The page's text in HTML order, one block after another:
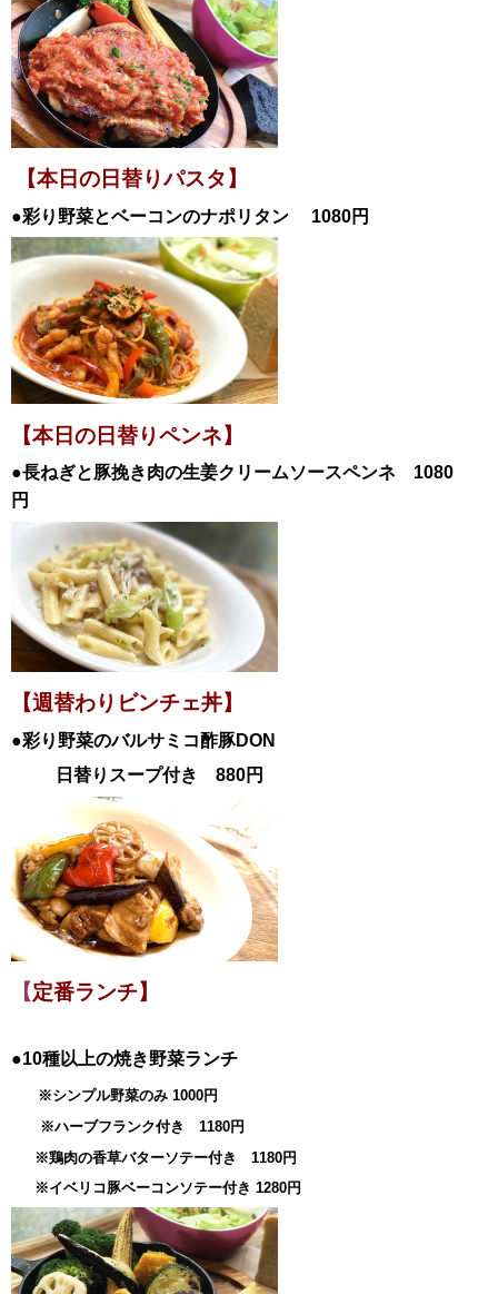
【本日の日替りパスタ】
●彩り野菜とベーコンのナポリタン 1080円
【本日の日替りペンネ】
●長ねぎと豚挽き肉の生姜クリームソースペンネ
1080
円
【週替わりビンチェ丼】
●彩り野菜のバルサミコ酢豚DON
日替りスープ付き 880円
【定番ランチ】
●10種以上の焼き野菜ランチ
※シンプル野菜のみ 1000円
※ハーブフランク付き 1180円
※鶏肉の香草バターソテー付き 1180円
※イベリコ豚ベーコンソテー付き 1280円